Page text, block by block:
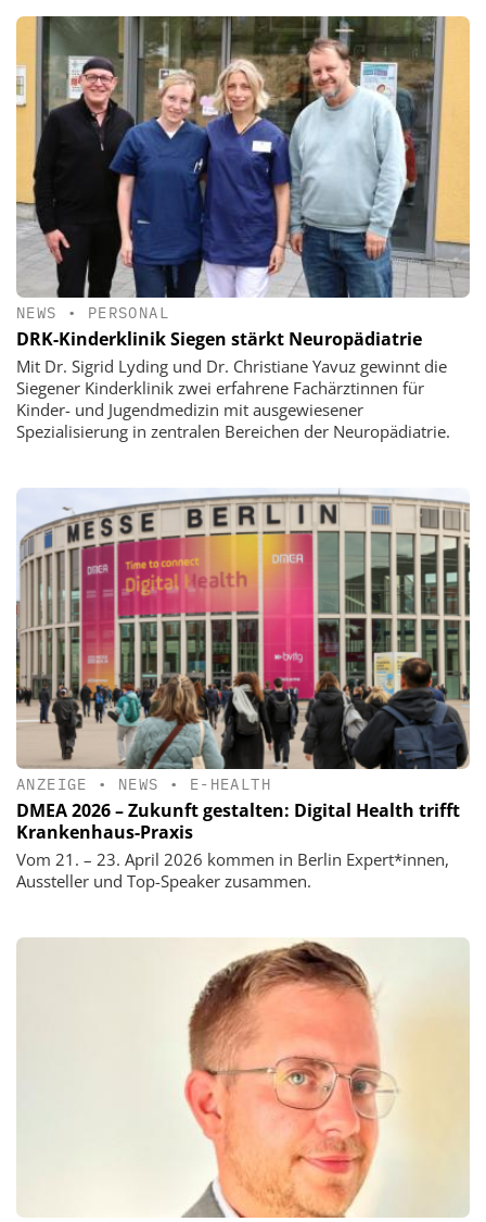
NEWS • PERSONAL
DRK-Kinderklinik Siegen stärkt Neuropädiatrie
Mit Dr. Sigrid Lyding und Dr. Christiane Yavuz gewinnt die
Siegener Kinderklinik zwei erfahrene Fachärztinnen für
Kinder- und Jugendmedizin mit ausgewiesener
Spezialisierung in zentralen Bereichen der Neuropädiatrie.
ANZEIGE • NEWS • E-HEALTH
DMEA 2026 – Zukunft gestalten: Digital Health trifft
Krankenhaus-Praxis
Vom 21. – 23. April 2026 kommen in Berlin Expert*innen,
Aussteller und Top-Speaker zusammen.